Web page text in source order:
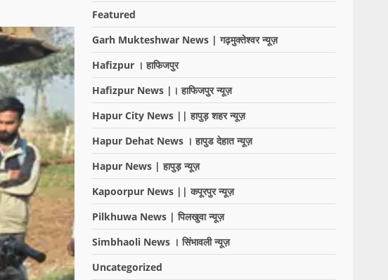
Featured
Garh Mukteshwar News | गढ़मुक्तेश्वर न्यूज़
Hafizpur । हाफिजपुर
Hafizpur News |। हाफिजपुर न्यूज़
Hapur City News || हापुड़ शहर न्यूज़
Hapur Dehat News । हापुड देहात न्यूज़
Hapur News | हापुड़ न्यूज़
Kapoorpur News || कपूरपुर न्यूज़
Pilkhuwa News | पिलखुवा न्यूज़
Simbhaoli News । सिंभावली न्यूज़
Uncategorized